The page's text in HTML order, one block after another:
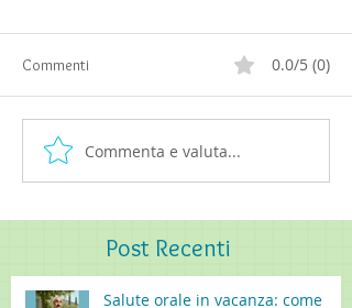
Commenti 0.0/5 (0)
Commenta e valuta...
Post Recenti
Salute orale in vacanza: come